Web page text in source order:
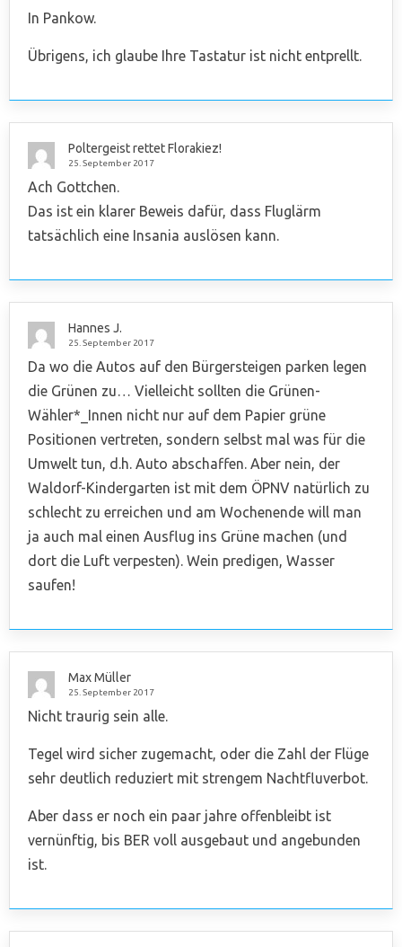
In Pankow.
Übrigens, ich glaube Ihre Tastatur ist nicht entprellt.
Poltergeist rettet Florakiez!
25. September 2017
Ach Gottchen.
Das ist ein klarer Beweis dafür, dass Fluglärm
tatsächlich eine Insania auslösen kann.
Hannes J.
25. September 2017
Da wo die Autos auf den Bürgersteigen parken legen
die Grünen zu… Vielleicht sollten die Grünen-
Wähler*_Innen nicht nur auf dem Papier grüne
Positionen vertreten, sondern selbst mal was für die
Umwelt tun, d.h. Auto abschaffen. Aber nein, der
Waldorf-Kindergarten ist mit dem ÖPNV natürlich zu
schlecht zu erreichen und am Wochenende will man
ja auch mal einen Ausflug ins Grüne machen (und
dort die Luft verpesten). Wein predigen, Wasser
saufen!
Max Müller
25. September 2017
Nicht traurig sein alle.
Tegel wird sicher zugemacht, oder die Zahl der Flüge
sehr deutlich reduziert mit strengem Nachtfluverbot.
Aber dass er noch ein paar jahre offenbleibt ist
vernünftig, bis BER voll ausgebaut und angebunden
ist.